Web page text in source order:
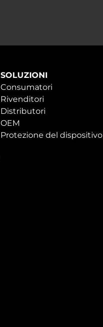
SOLUZIONI
Consumatori
Rivenditori
Distributori
OEM
Protezione del dispositivo